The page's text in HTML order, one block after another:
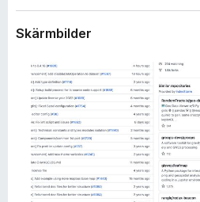
ö
i
r
e
o
x
g
Skärmbilder